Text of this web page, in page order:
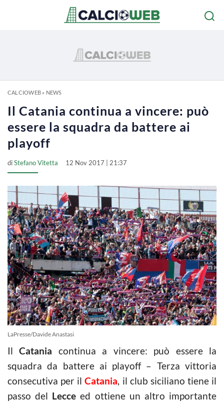
CALCIOWEB» NEWS
Il Catania continua a vincere: può
essere la squadra da battere ai
playoff
diStefano Vitetta 12 Nov 2017 | 21:37
LaPresse/Davide Anastasi
IlCatania continua a vincere: può essere la
squadra da battere ai playoff – Terza vittoria
consecutiva per ilCatania, il club siciliano tiene il
passo del Lecce ed ottiene un altro importante